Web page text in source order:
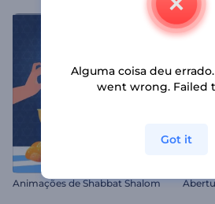
Animações de Shabbat Shalom
Alguma coisa deu
went wrong. Failed
Got it